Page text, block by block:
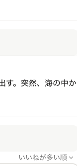
す。突然、海の中か
いいねが多い順